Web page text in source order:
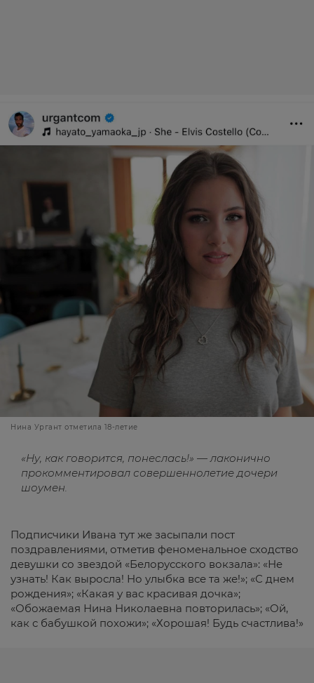
Нина Ургант отметила 18-летие
«Ну, как говорится, понеслась!» — лаконично
прокомментировал совершеннолетие дочери
шоумен.
Подписчики Ивана тут же засыпали пост
поздравлениями, отметив феноменальное сходство
девушки со звездой «Белорусского вокзала»: «Не
узнать! Как выросла! Но улыбка все та же!»; «С днем
рождения»; «Какая у вас красивая дочка»;
«Обожаемая Нина Николаевна повторилась»; «Ой,
как с бабушкой похожи»; «Хорошая! Будь счастлива!»